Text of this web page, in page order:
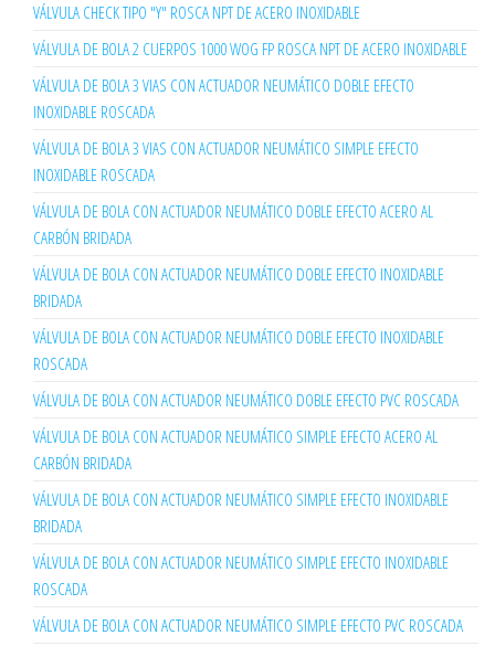
VÁLVULA CHECK TIPO "Y" ROSCA NPT DE ACERO INOXIDABLE
VÁLVULA DE BOLA 2 CUERPOS 1000 WOG FP ROSCA NPT DE ACERO INOXIDABLE
VÁLVULA DE BOLA 3 VIAS CON ACTUADOR NEUMÁTICO DOBLE EFECTO
INOXIDABLE ROSCADA
VÁLVULA DE BOLA 3 VIAS CON ACTUADOR NEUMÁTICO SIMPLE EFECTO
INOXIDABLE ROSCADA
VÁLVULA DE BOLA CON ACTUADOR NEUMÁTICO DOBLE EFECTO ACERO AL
CARBÓN BRIDADA
VÁLVULA DE BOLA CON ACTUADOR NEUMÁTICO DOBLE EFECTO INOXIDABLE
BRIDADA
VÁLVULA DE BOLA CON ACTUADOR NEUMÁTICO DOBLE EFECTO INOXIDABLE
ROSCADA
VÁLVULA DE BOLA CON ACTUADOR NEUMÁTICO DOBLE EFECTO PVC ROSCADA
VÁLVULA DE BOLA CON ACTUADOR NEUMÁTICO SIMPLE EFECTO ACERO AL
CARBÓN BRIDADA
VÁLVULA DE BOLA CON ACTUADOR NEUMÁTICO SIMPLE EFECTO INOXIDABLE
BRIDADA
VÁLVULA DE BOLA CON ACTUADOR NEUMÁTICO SIMPLE EFECTO INOXIDABLE
ROSCADA
VÁLVULA DE BOLA CON ACTUADOR NEUMÁTICO SIMPLE EFECTO PVC ROSCADA